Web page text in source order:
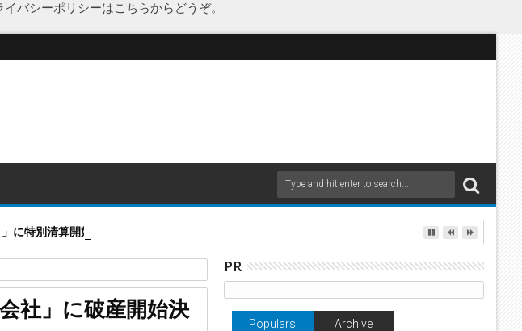
バシーポリシーはこちらからどうぞ。
に特別清算開始決定 事業はA-Gas Japanが承継
社」に破産開始決
PR
Populars Archive